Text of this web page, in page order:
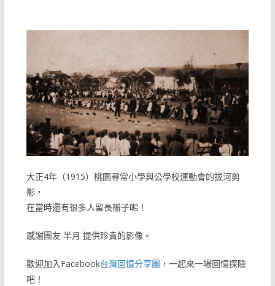
大正4年（1915）桃園尋常小學與公學校運動會的拔河剪
影，
在當時還有很多人留長辮子呢！
感謝團友 半月 提供珍貴的影像。
歡迎加入Facebook台灣回憶分享團 ，一起來一場回憶探險
吧！